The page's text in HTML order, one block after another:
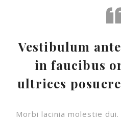
Vestibulum
in faucibus
ultrices
Morbi lacinia molestie